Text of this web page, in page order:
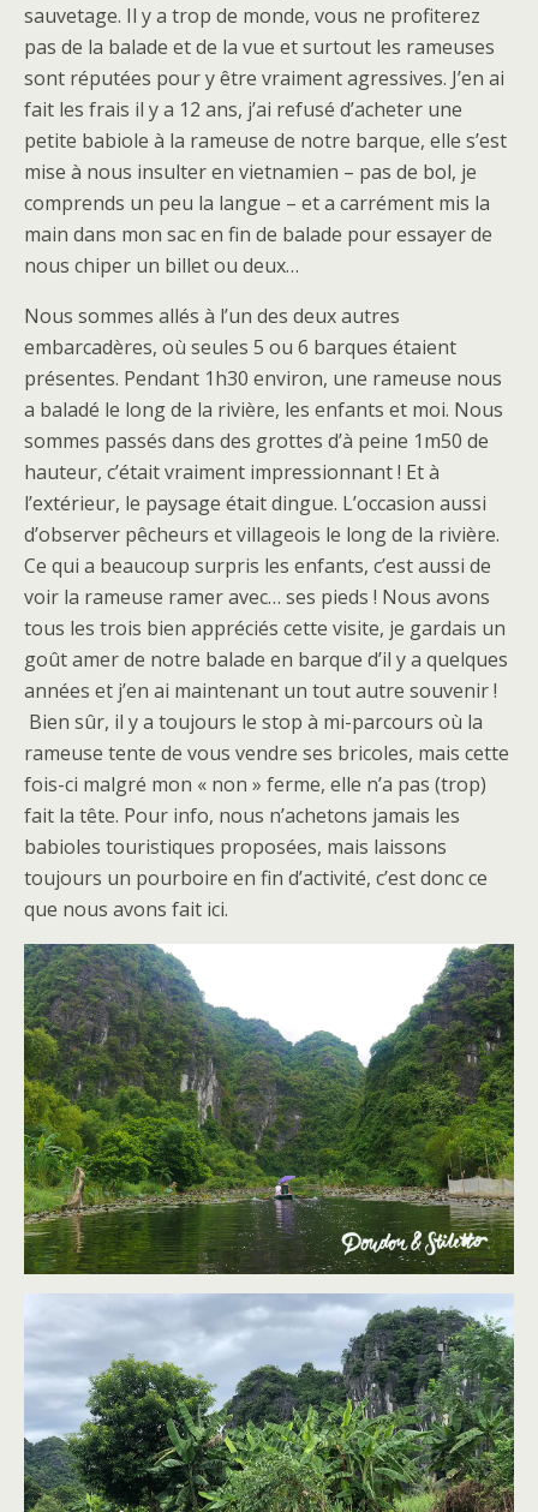
sauvetage. Il y a trop de monde, vous ne profiterez
pas de la balade et de la vue et surtout les rameuses
sont réputées pour y être vraiment agressives. J’en ai
fait les frais il y a 12 ans, j’ai refusé d’acheter une
petite babiole à la rameuse de notre barque, elle s’est
mise à nous insulter en vietnamien – pas de bol, je
comprends un peu la langue – et a carrément mis la
main dans mon sac en fin de balade pour essayer de
nous chiper un billet ou deux…
Nous sommes allés à l’un des deux autres
embarcadères, où seules 5 ou 6 barques étaient
présentes. Pendant 1h30 environ, une rameuse nous
a baladé le long de la rivière, les enfants et moi. Nous
sommes passés dans des grottes d’à peine 1m50 de
hauteur, c’était vraiment impressionnant ! Et à
l’extérieur, le paysage était dingue. L’occasion aussi
d’observer pêcheurs et villageois le long de la rivière.
Ce qui a beaucoup surpris les enfants, c’est aussi de
voir la rameuse ramer avec… ses pieds ! Nous avons
tous les trois bien appréciés cette visite, je gardais un
goût amer de notre balade en barque d’il y a quelques
années et j’en ai maintenant un tout autre souvenir !
Bien sûr, il y a toujours le stop à mi-parcours où la
rameuse tente de vous vendre ses bricoles, mais cette
fois-ci malgré mon « non » ferme, elle n’a pas (trop)
fait la tête. Pour info, nous n’achetons jamais les
babioles touristiques proposées, mais laissons
toujours un pourboire en fin d’activité, c’est donc ce
que nous avons fait ici.